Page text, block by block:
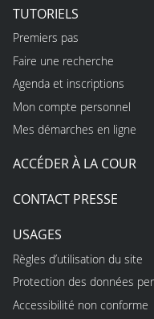
TUTORIELS
Premiers pas
Faire une recherche
Agenda et inscriptions
Mon compte personnel
Mes démarches en ligne
ACCÉDER À LA COUR
CONTACT PRESSE
USAGES
Règles d’utilisation du site
Protection des données
Accessibilité non conforme